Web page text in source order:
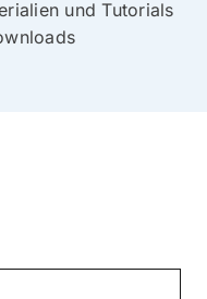
und Tutorials